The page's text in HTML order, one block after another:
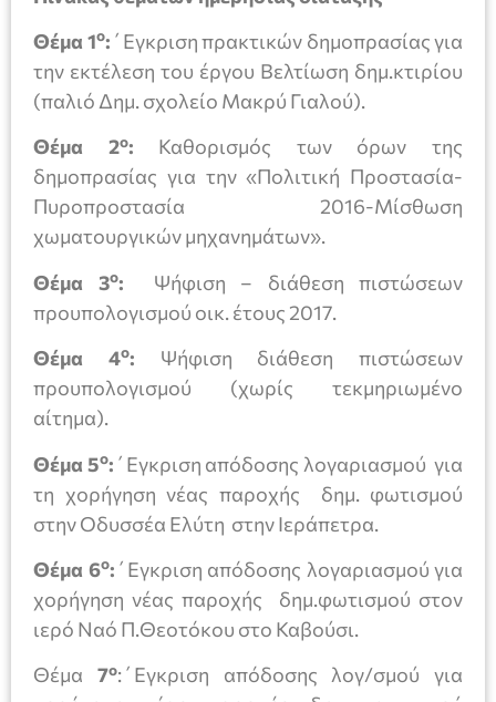
Θέμα 1ο: ΄Εγκριση πρακτικών δημοπρασίας για
την εκτέλεση του έργου Βελτίωση δημ.κτιρίου
(παλιό Δημ. σχολείο Μακρύ Γιαλού).
Θέμα 2ο: Καθορισμός των όρων της
δημοπρασίας για την «Πολιτική Προστασία-
Πυροπροστασία 2016-Μίσθωση
χωματουργικών μηχανημάτων».
Θέμα 3ο: Ψήφιση – διάθεση πιστώσεων
προυπολογισμού οικ. έτους 2017.
Θέμα 4ο: Ψήφιση διάθεση πιστώσεων
προυπολογισμού (χωρίς τεκμηριωμένο
αίτημα).
Θέμα 5ο: ΄Εγκριση απόδοσης λογαριασμού για
τη χορήγηση νέας παροχής δημ. φωτισμού
στην Οδυσσέα Ελύτη στην Ιεράπετρα.
Θέμα 6ο: ΄Εγκριση απόδοσης λογαριασμού για
χορήγηση νέας παροχής δημ.φωτισμού στον
ιερό Ναό Π.Θεοτόκου στο Καβούσι.
Θέμα 7ο:΄Εγκριση απόδοσης λογ/σμού για